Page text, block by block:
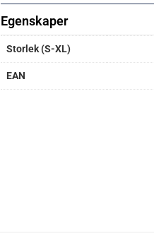
Egenskaper
Storlek (S-XL)
EAN